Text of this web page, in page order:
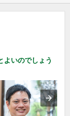
よいのでしょう